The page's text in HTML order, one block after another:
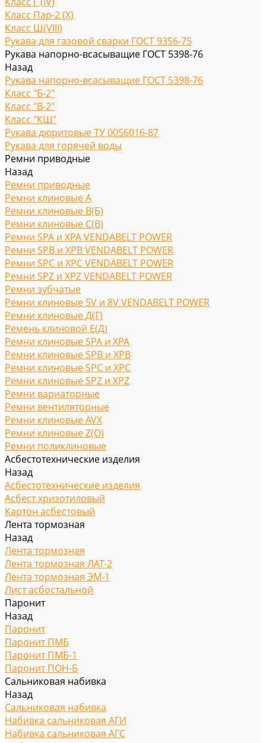
Класс Пар-2 (X)
Класс Ш(VIII)
Рукава для газовой сварки ГОСТ 9356-75
Рукава напорно-всасыващие ГОСТ 5398-76
Назад
Рукава напорно-всасыващие ГОСТ 5398-76
Класс "Б-2"
Класс "В-2"
Класс "КЩ"
Рукава дюритовые ТУ 0056016-87
Рукава для горячей воды
Ремни приводные
Назад
Ремни приводные
Ремни клиновые A
Ремни клиновые В(Б)
Ремни клиновые С(B)
Ремни SPA и XPA VENDABELT POWER
Ремни SPB и XPB VENDABELT POWER
Ремни SPC и XPC VENDABELT POWER
Ремни SPZ и XPZ VENDABELT POWER
Ремни зубчатые
Ремни клиновые 5V и 8V VENDABELT POWER
Ремни клиновые Д(Г)
Ремень клиновой Е(Д)
Ремни клиновые SPA и XPA
Ремни клиновые SPB и XPB
Ремни клиновые SPC и XPC
Ремни клиновые SPZ и XPZ
Ремни вариаторные
Ремни вентиляторные
Ремни клиновые AVX
Ремни клиновые Z(O)
Ремни поликлиновые
Асбестотехнические изделия
Назад
Асбестотехнические изделия
Асбест хризотиловый
Картон асбестовый
Лента тормозная
Назад
Лента тормозная
Лента тормозная ЛАТ-2
Лента тормозная ЭМ-1
Лист асбостальной
Паронит
Назад
Паронит
Паронит ПМБ
Паронит ПМБ-1
Паронит ПОН-Б
Сальниковая набивка
Назад
Сальниковая набивка
Набивка сальниковая АГИ
Набивка сальниковая АГС